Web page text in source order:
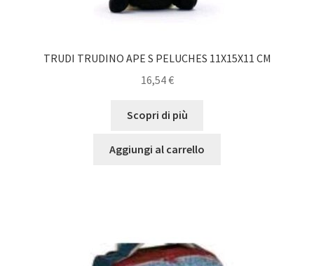
TRUDI TRUDINO APE S PELUCHES 11X15X11 CM
16,54€
Scopri di più
Aggiungi al carrello